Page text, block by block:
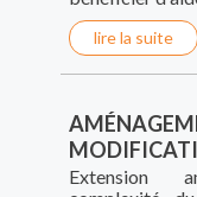
lire la suite
Extension